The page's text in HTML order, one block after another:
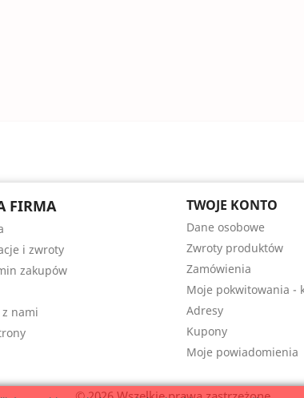
FIRMA
i zwroty
zakupów
nami
TWOJE KONTO
Dane osobowe
Zwroty produktów
Zamówienia
Moje pokwitowania -
Adresy
Kupony
Moje powiadomienia